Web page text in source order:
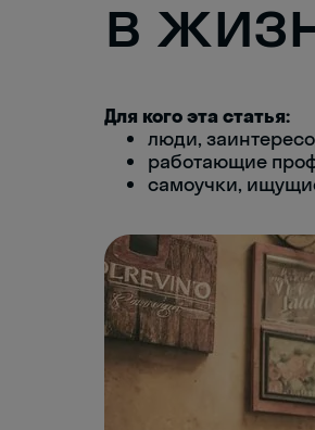
в
Для кого эта статья:
люди,
работающие
самоучки,